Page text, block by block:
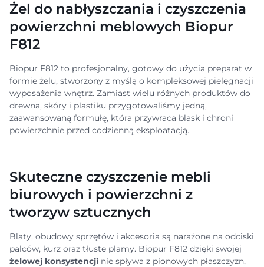
Żel do nabłyszczania i czyszczenia
powierzchni meblowych Biopur
F812
Biopur F812 to profesjonalny, gotowy do użycia preparat w
formie żelu, stworzony z myślą o kompleksowej pielęgnacji
wyposażenia wnętrz. Zamiast wielu różnych produktów do
drewna, skóry i plastiku przygotowaliśmy jedną,
zaawansowaną formułę, która przywraca blask i chroni
powierzchnie przed codzienną eksploatacją.
Skuteczne czyszczenie mebli
biurowych i powierzchni z
tworzyw sztucznych
Blaty, obudowy sprzętów i akcesoria są narażone na odciski
palców, kurz oraz tłuste plamy. Biopur F812 dzięki swojej
żelowej konsystencji nie spływa z pionowych płaszczyzn,